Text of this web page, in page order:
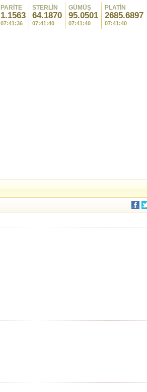
PARİTE
1.1563
07:41:36
STERLİN
64.1870
07:41:40
GÜMÜŞ
95.0501
07:41:40
PLATİN
2685.6897
07:41:40